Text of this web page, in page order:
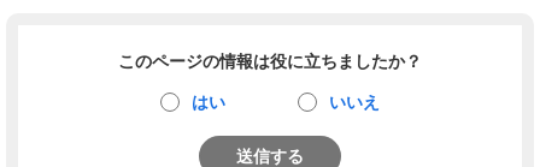
このページの情報は役に立ちましたか？
はい いいえ
送信する